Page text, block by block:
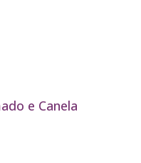
e Canela